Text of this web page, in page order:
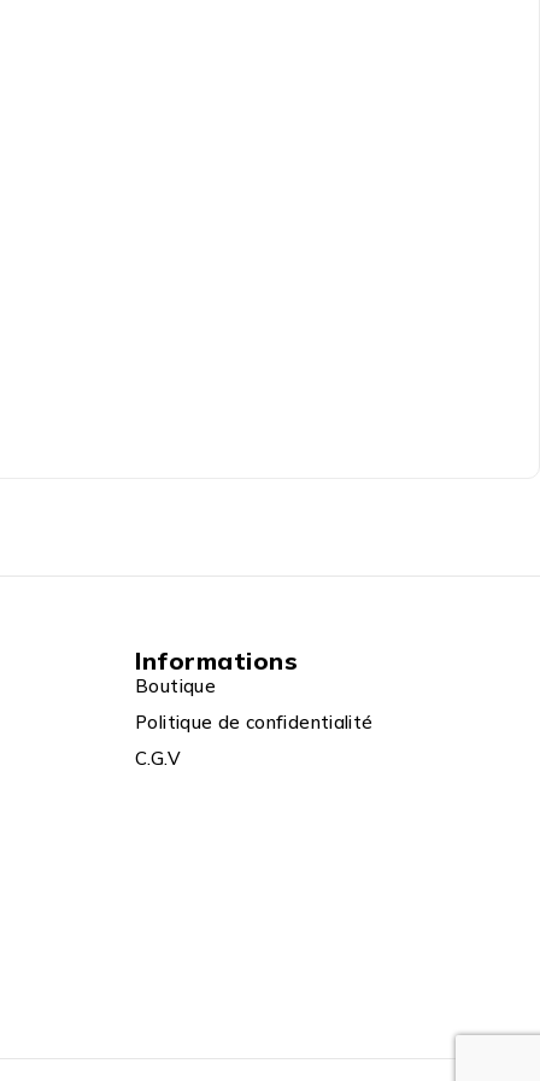
Informations
Boutique
Politique de confidentialité
C.G.V